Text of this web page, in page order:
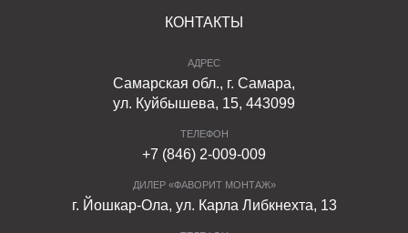
КОНТАКТЫ
АДРЕС
Самарская обл., г. Самара,
ул. Куйбышева, 15, 443099
ТЕЛЕФОН
+7 (846) 2-009-009
ДИЛЕР «ФАВОРИТ МОНТАЖ»
г. Йошкар-Ола, ул. Карла Либкнехта, 13